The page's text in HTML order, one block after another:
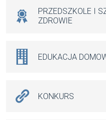
PRZEDSZKOLE I
ZDROWIE
EDUKACJA
KONKURS